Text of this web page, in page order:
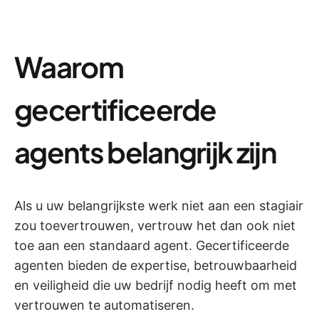
Waarom
gecertificeerde
agents belangrijk zijn
Als u uw belangrijkste werk niet aan een stagiair
zou toevertrouwen, vertrouw het dan ook niet
toe aan een standaard agent. Gecertificeerde
agenten bieden de expertise, betrouwbaarheid
en veiligheid die uw bedrijf nodig heeft om met
vertrouwen te automatiseren.